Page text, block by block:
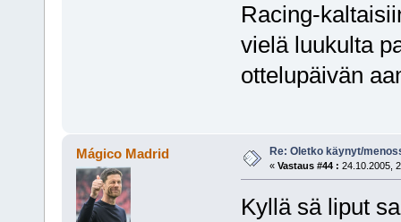
Racing-
vielä luukulta
ottelupäivän
Mágico Madrid Re: Oletko käynyt/
« Vastaus #44 : 24.10.2005,
Kyllä sä liput